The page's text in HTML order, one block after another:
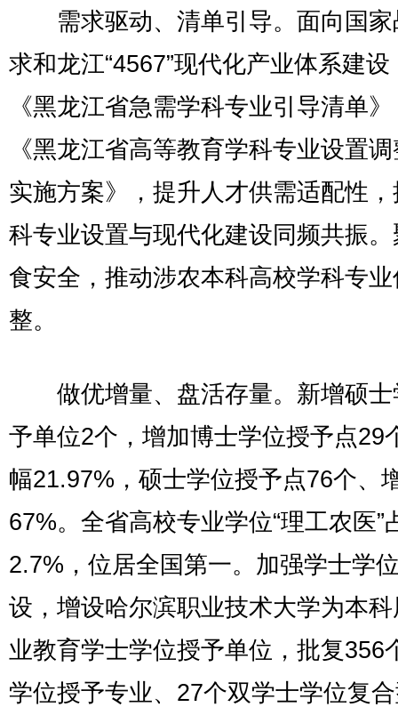
需求驱动、清单引导。面向国家
求和龙江“4567”现代化产业体系建设
《黑龙江省急需学科专业引导清单
《黑龙江省高等教育学科专业设置
实施方案》，提升人才供需适配性
科专业设置与现代化建设同频共振
食安全，推动涉农本科高校学科专
整。
做优增量、盘活存量。新增硕士
予单位2个，增加博士学位授予点29
幅21.97%，硕士学位授予点76个、
67%。全省高校专业学位“理工农医”
2.7%，位居全国第一。加强学士学
设，增设哈尔滨职业技术大学为本
业教育学士学位授予单位，批复356
学位授予专业、27个双学士学位复